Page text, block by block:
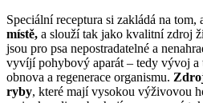
Speciální receptura si zakládá na tom,
místě, a slouží tak jako kvalitní zdroj
jsou pro psa nepostradatelné a
vyvíjí pohybový aparát – tedy vývoj a
obnova a regenerace organismu.
ryby, které mají vysokou výživovou